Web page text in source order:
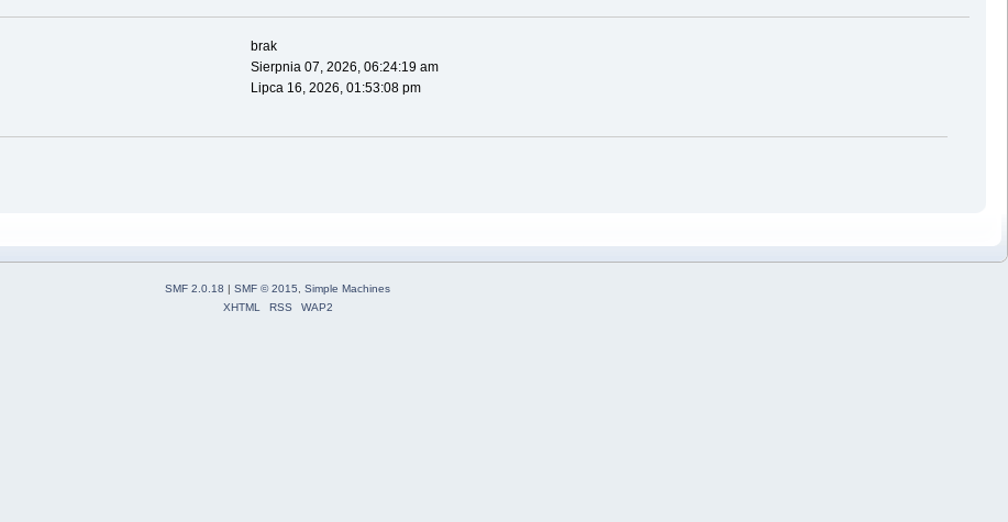
brak
Sierpnia 07, 2026, 06:24:19 am
Lipca 16, 2026, 01:53:08 pm
SMF 2.0.18 | SMF © 2015
Simple Machines
XHTML
RSS WAP2